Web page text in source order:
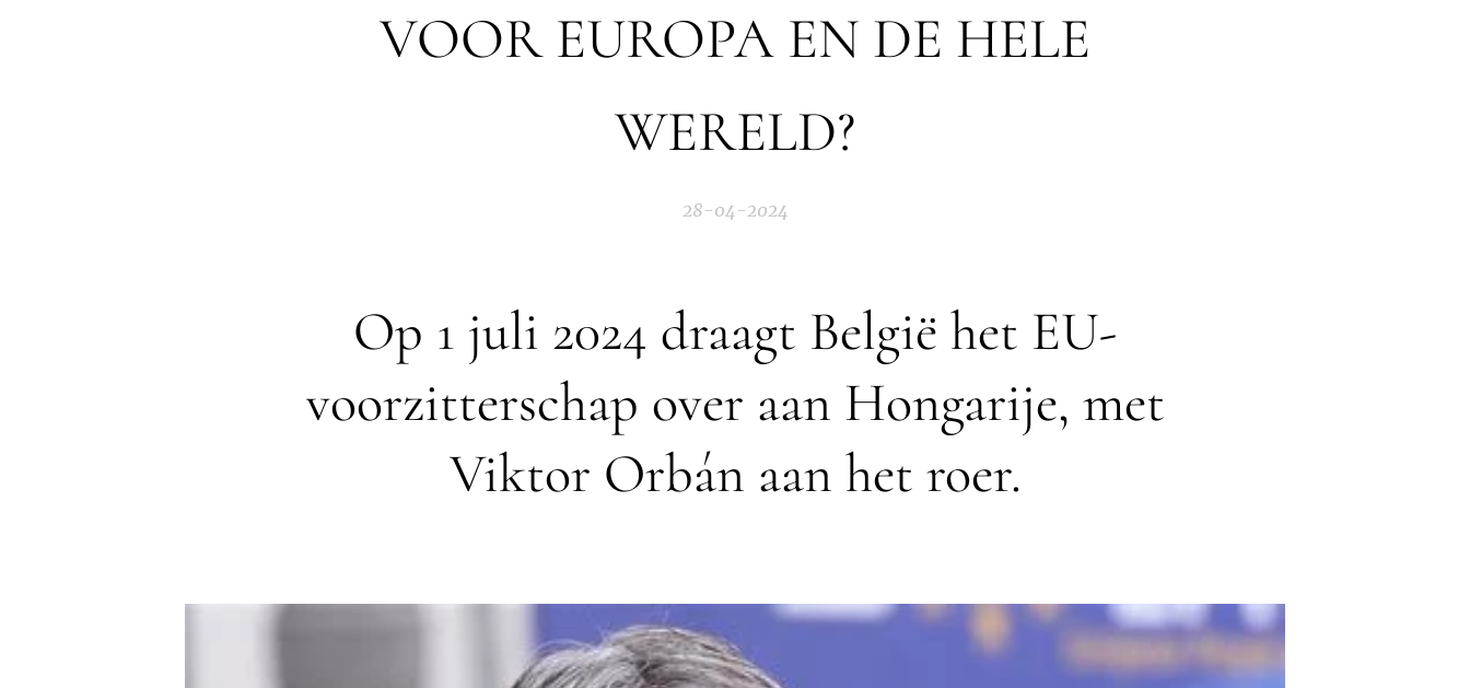
VOOR EUROPA EN DE HELE
WERELD?
28-04-2024
Op 1 juli 2024 draagt België het EU-
voorzitterschap over aan Hongarije, met
Viktor Orbán aan het roer.